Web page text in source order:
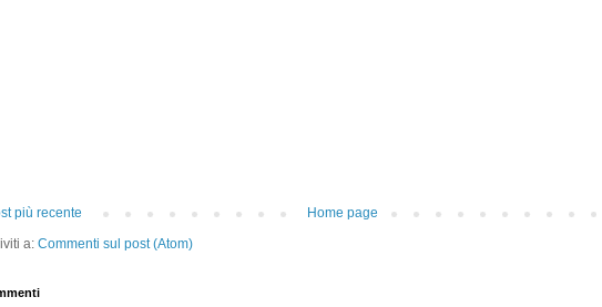
più recente
Home page
a: Commenti sul post (Atom)